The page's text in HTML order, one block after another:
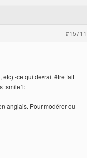
#15711
etc) -ce qui devrait être fait
:smile1:
anglais. Pour modérer ou